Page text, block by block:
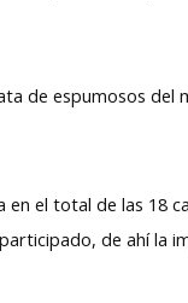
de espumosos
el total de las 18
de ahí la